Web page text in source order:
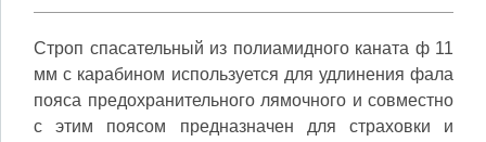
Строп спасательный из полиамидного каната ф 11
мм с карабином используется для удлинения фала
пояса предохранительного лямочного и совместно
с этим поясом предназначен для страховки и